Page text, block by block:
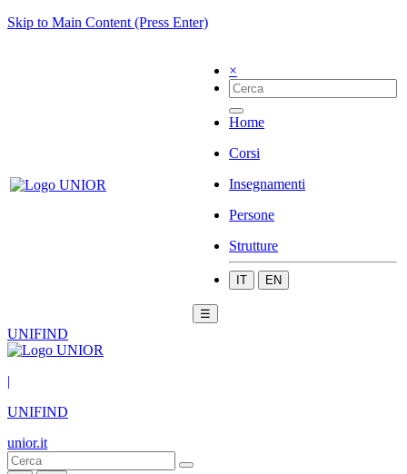
Skip to Main Content (Press Enter)
×
Home
Corsi
Insegnamenti
Persone
Strutture
IT EN
☰
UNIFIND
|
UNIFIND
unior.it